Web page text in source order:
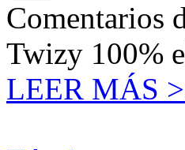
Comentarios
Twizy 100%
LEER MÁS